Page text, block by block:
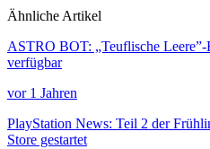
Ähnliche Artikel
ASTRO BOT: „Teuflische
verfügbar
vor 1 Jahren
PlayStation News: Teil 2 der
Store gestartet